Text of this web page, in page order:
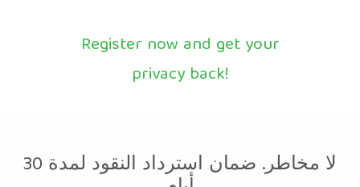
Register now and get your
privacy back!
لا مخاطر. ضمان استرداد النقود لمدة 30